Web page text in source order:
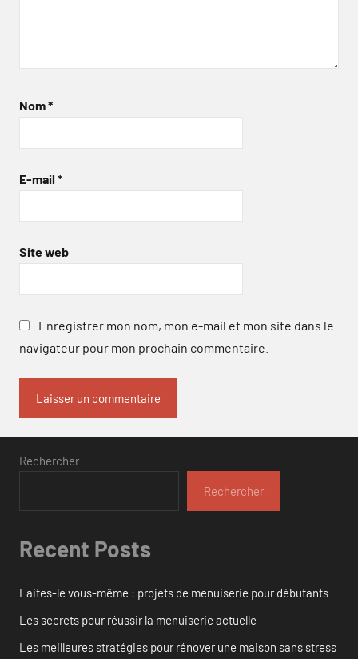
Nom*
E-mail *
Site web
Enregistrer mon nom, mon e-mail et mon site dans le
navigateur pour mon prochain commentaire.
Rechercher
Rechercher
Recent Posts
Faites-le vous-même : projets de menuiserie pour débutants
Les secrets pour réussir la menuiserie actuelle
Les meilleures stratégies pour rénover une maison sans stress